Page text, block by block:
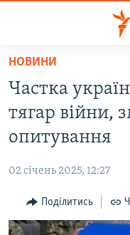
Перейти
основного
матеріалу
Перейти
до
основної
Перейти
до
ВОДА.КРИМ
ВІДЕО ТА ФОТО
БЛОГИ
ПОГЛЯД
ІНТЕРВ'Ю
НОВИНИ
Частка
тягар війни,
опитування
02 січень 2025, 12:27
Поділитись